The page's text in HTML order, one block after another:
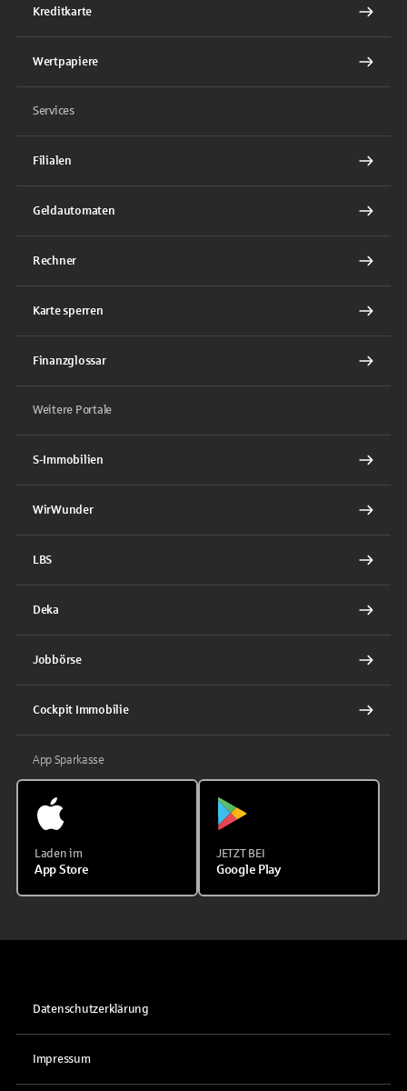
Kreditkarte
Wertpapiere
Services
Filialen
Geldautomaten
Rechner
Karte sperren
Finanzglossar
Weitere Portale
S-Immobilien
WirWunder
LBS
Deka
Jobbörse
Cockpit Immobilie
App Sparkasse
Laden im
App Store
JETZT BEI
Google Play
Datenschutzerklärung
Impressum